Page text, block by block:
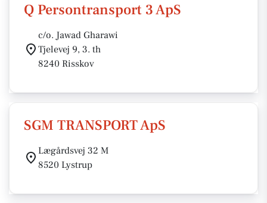
Q Persontransport 3 ApS
c/o. Jawad Gharawi
Tjelevej 9, 3. th
8240 Risskov
SGM TRANSPORT ApS
Lægårdsvej 32 M
8520 Lystrup